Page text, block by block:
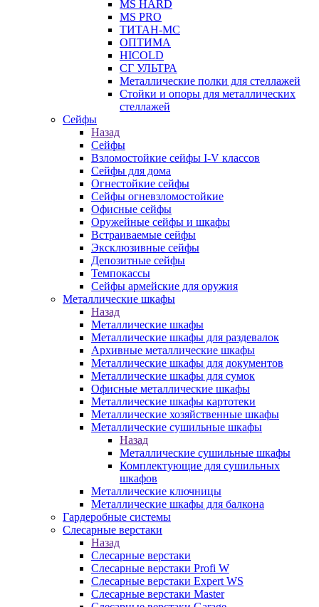
MS HARD
MS PRO
ТИТАН-МС
ОПТИМА
HICOLD
СГ УЛЬТРА
Металлические полки для стеллажей
Стойки и опоры для металлических
стеллажей
Сейфы
Назад
Сейфы
Взломостойкие сейфы I-V классов
Сейфы для дома
Огнестойкие сейфы
Сейфы огневзломостойкие
Офисные сейфы
Оружейные сейфы и шкафы
Встраиваемые сейфы
Эксклюзивные сейфы
Депозитные сейфы
Темпокассы
Сейфы армейские для оружия
Металлические шкафы
Назад
Металлические шкафы
Металлические шкафы для раздевалок
Архивные металлические шкафы
Металлические шкафы для документов
Металлические шкафы для сумок
Офисные металлические шкафы
Металлические шкафы картотеки
Металлические хозяйственные шкафы
Металлические сушильные шкафы
Назад
Металлические сушильные шкафы
Комплектующие для сушильных
шкафов
Металлические ключницы
Металлические шкафы для балкона
Гардеробные системы
Слесарные верстаки
Назад
Слесарные верстаки
Слесарные верстаки Profi W
Слесарные верстаки Expert WS
Слесарные верстаки Master